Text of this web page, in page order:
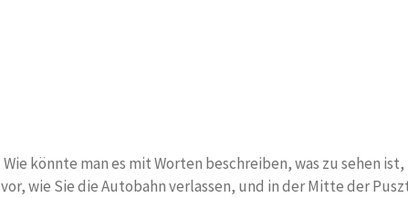
Wie könnte man es mit Worten beschreiben, was zu sehen
vor, wie Sie die Autobahn verlassen, und in der Mitte der